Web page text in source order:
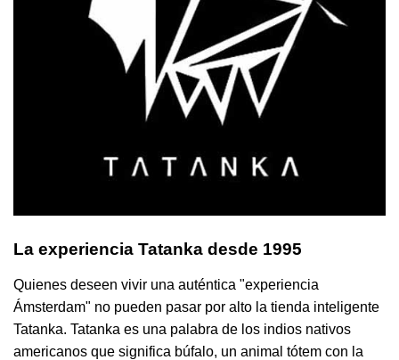
La experiencia Tatanka desde 1995
Quienes deseen vivir una auténtica "experiencia
Ámsterdam" no pueden pasar por alto la tienda inteligente
Tatanka. Tatanka es una palabra de los indios nativos
americanos que significa búfalo, un animal tótem con la